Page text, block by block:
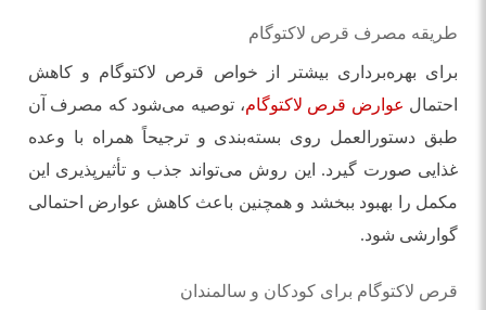
طریقه مصرف قرص لاکتوگام
برای بهره‌برداری بیشتر از خواص قرص لاکتوگام و کاهش
احتمال عوارض قرص لاکتوگام، توصیه می‌شود که مصرف آن
طبق دستورالعمل روی بسته‌بندی و ترجیحاً همراه با وعده
غذایی صورت گیرد. این روش می‌تواند جذب و تأثیرپذیری این
مکمل را بهبود ببخشد و همچنین باعث کاهش عوارض احتمالی
گوارشی شود.
قرص لاکتوگام برای کودکان و سالمندان